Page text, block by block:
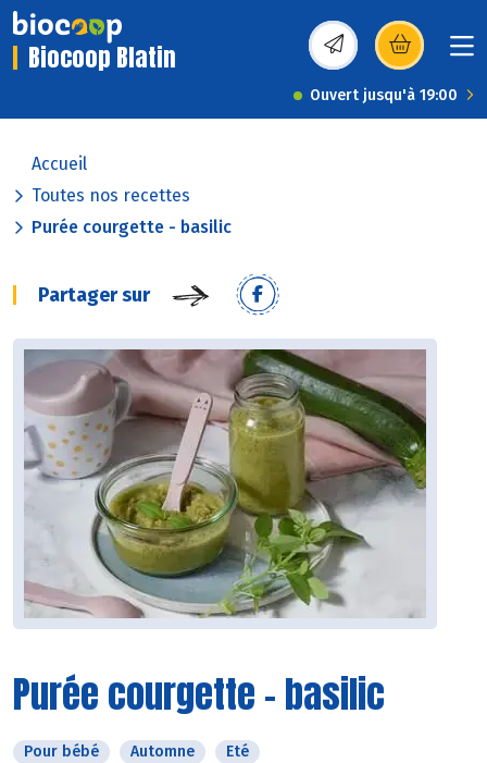
Biocoop Blatin (s’ouvre dans une
Ouvert jusqu'à 19:00
Accueil
Toutes nos recettes
Purée courgette - basilic
Partager sur
Purée courgette - basilic
Pour bébé Automne Eté